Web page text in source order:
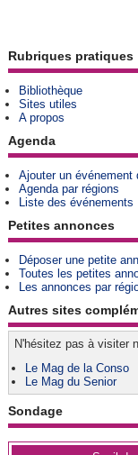
Rubriques pratiques
Bibliothèque
Sites utiles
A propos
Agenda
Ajouter un événement
Agenda par régions
Liste des événements
Petites annonces
Déposer une petite
Toutes les petites
Les annonces par
Autres sites
N'hésitez pas à visiter
Le Mag de la Conso
Le Mag du Senior
Sondage